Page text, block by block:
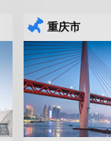
重庆市